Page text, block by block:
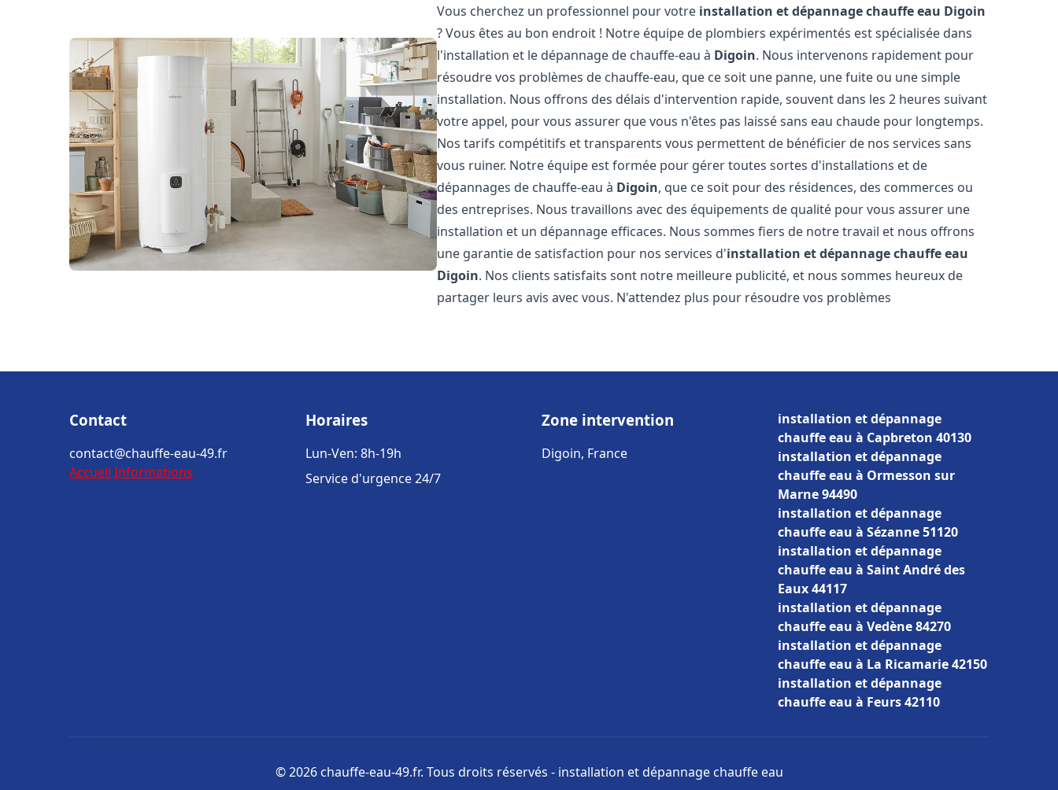
Vous cherchez un professionnel pour votre installation et dépannage chauffe eau Digoin
? Vous êtes au bon endroit ! Notre équipe de plombiers expérimentés est spécialisée dans
l'installation et le dépannage de chauffe-eau à Digoin. Nous intervenons rapidement pour
résoudre vos problèmes de chauffe-eau, que ce soit une panne, une fuite ou une simple
installation. Nous offrons des délais d'intervention rapide, souvent dans les 2 heures suivant
votre appel, pour vous assurer que vous n'êtes pas laissé sans eau chaude pour longtemps.
Nos tarifs compétitifs et transparents vous permettent de bénéficier de nos services sans
vous ruiner. Notre équipe est formée pour gérer toutes sortes d'installations et de
dépannages de chauffe-eau à Digoin, que ce soit pour des résidences, des commerces ou
des entreprises. Nous travaillons avec des équipements de qualité pour vous assurer une
installation et un dépannage efficaces. Nous sommes fiers de notre travail et nous offrons
une garantie de satisfaction pour nos services d'installation et dépannage chauffe eau
Digoin. Nos clients satisfaits sont notre meilleure publicité, et nous sommes heureux de
partager leurs avis avec vous. N'attendez plus pour résoudre vos problèmes
Contact
contact@chauffe-eau-49.fr
Accueil Informations
Horaires
Lun-Ven: 8h-19h
Service d'urgence 24/7
Zone intervention
Digoin, France
installation et dépannage
chauffe eau à Capbreton 40130
installation et dépannage
chauffe eau à Ormesson sur
Marne 94490
installation et dépannage
chauffe eau à Sézanne 51120
installation et dépannage
chauffe eau à Saint André des
Eaux 44117
installation et dépannage
chauffe eau à Vedène 84270
installation et dépannage
chauffe eau à La Ricamarie 42150
installation et dépannage
chauffe eau à Feurs 42110
© 2026 chauffe-eau-49.fr. Tous droits réservés - installation et dépannage chauffe eau